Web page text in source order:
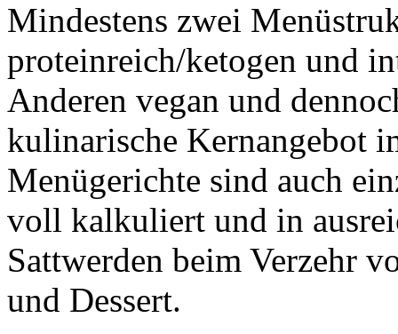
Mindestens zwei
proteinreich/ketogen und
Anderen vegan und
kulinarische Kernangebot
Menügerichte sind auch
voll kalkuliert und in
Sattwerden beim Verzehr
und Dessert.